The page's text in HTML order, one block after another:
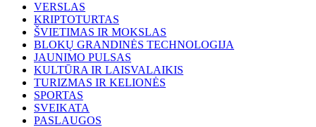
VERSLAS
KRIPTOTURTAS
ŠVIETIMAS IR MOKSLAS
BLOKŲ GRANDINĖS TECHNOLOGIJA
JAUNIMO PULSAS
KULTŪRA IR LAISVALAIKIS
TURIZMAS IR KELIONĖS
SPORTAS
SVEIKATA
PASLAUGOS